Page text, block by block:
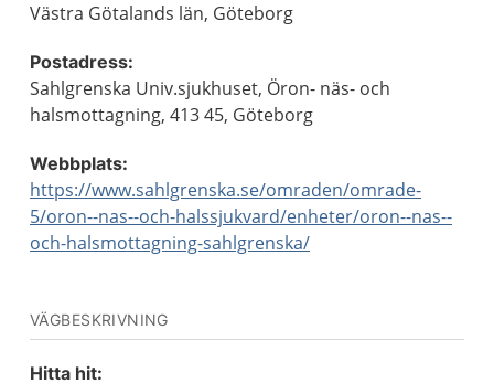
Västra Götalands län, Göteborg
Postadress:
Sahlgrenska Univ.sjukhuset, Öron- näs- och
halsmottagning, 413 45, Göteborg
Webbplats:
https://www.sahlgrenska.se/omraden/omrade-
5/oron--nas--och-halssjukvard/enheter/oron--nas--
och-halsmottagning-sahlgrenska/
VÄGBESKRIVNING
Hitta hit: